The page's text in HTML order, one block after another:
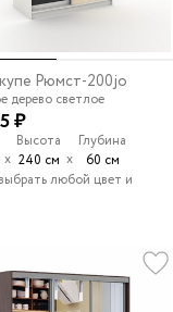
Рюмст-200jo
дерево светлое
₽
х
Высота
240 см х
Глубина
60 см
любой цвет и